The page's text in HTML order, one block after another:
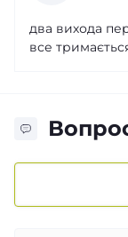
два вихода
все